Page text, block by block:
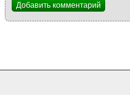
Добавить комментарий